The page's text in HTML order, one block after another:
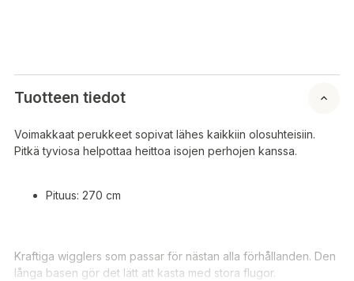
Tuotteen tiedot
Voimakkaat perukkeet sopivat lähes kaikkiin olosuhteisiin.
Pitkä tyviosa helpottaa heittoa isojen perhojen kanssa.
Pituus: 270 cm
Kraftiga wigglers som passar för nästan alla förhållanden. Den
långa basen gör det lätt att kasta med stora flugor.